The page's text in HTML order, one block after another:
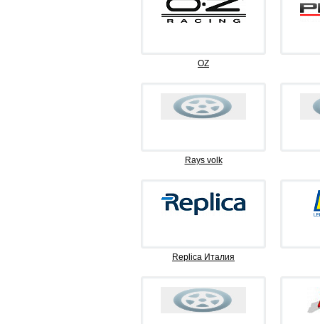
OZ
Rays volk
Replica Италия